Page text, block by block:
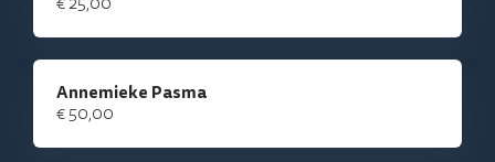
Annemieke Pasma
€ 50,00